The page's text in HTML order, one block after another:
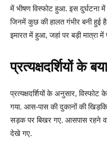
में भीषण विस्फोट हुआ. इस दुर्घटना
जिनमें कुछ की हालत गंभीर बनी हुई
इमारत में हुआ, जहां पर बड़ी मात्रा
प्रत्यक्षदर्शियों के
प्रत्यक्षदर्शियों के अनुसार,
गया. आस-पास की दुकानों की
सड़क पर बिखर गए. आसपास रहने
देखे गए.